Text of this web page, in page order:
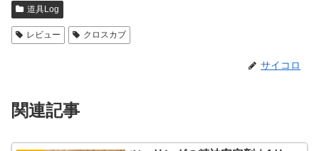
道具Log
レビュー クロスカブ
サイコロ
関連記事